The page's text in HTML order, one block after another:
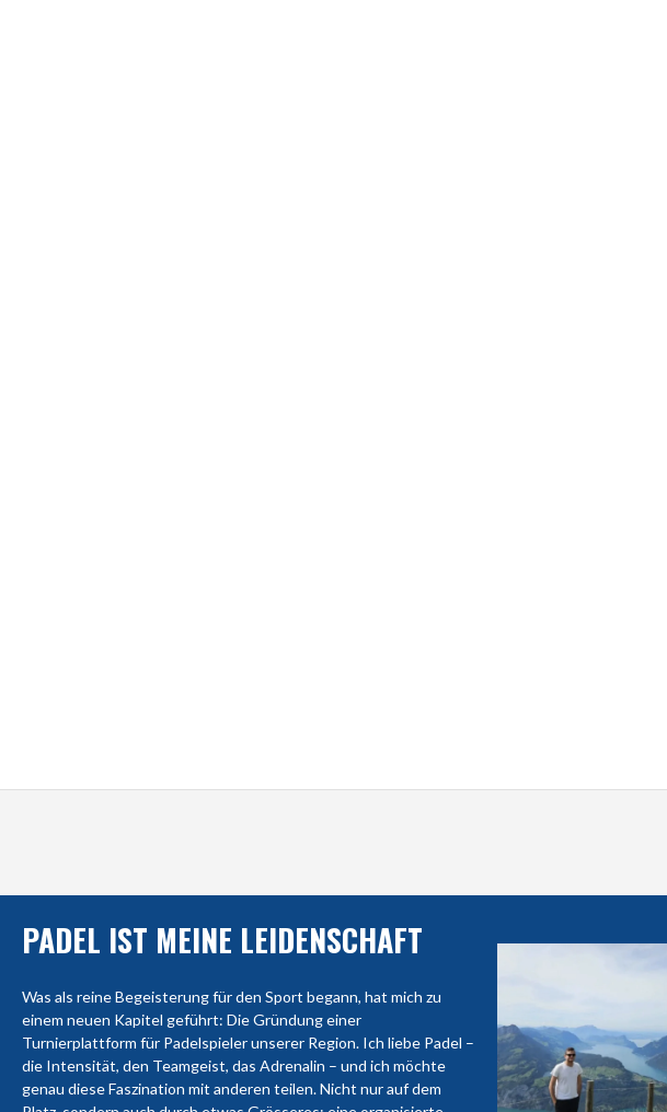
PADEL IST MEINE LEIDENSCHAFT
Was als reine Begeisterung für den Sport begann, hat mich zu
einem neuen Kapitel geführt: Die Gründung einer
Turnierplattform für Padelspieler unserer Region. Ich liebe Padel –
die Intensität, den Teamgeist, das Adrenalin – und ich möchte
genau diese Faszination mit anderen teilen. Nicht nur auf dem